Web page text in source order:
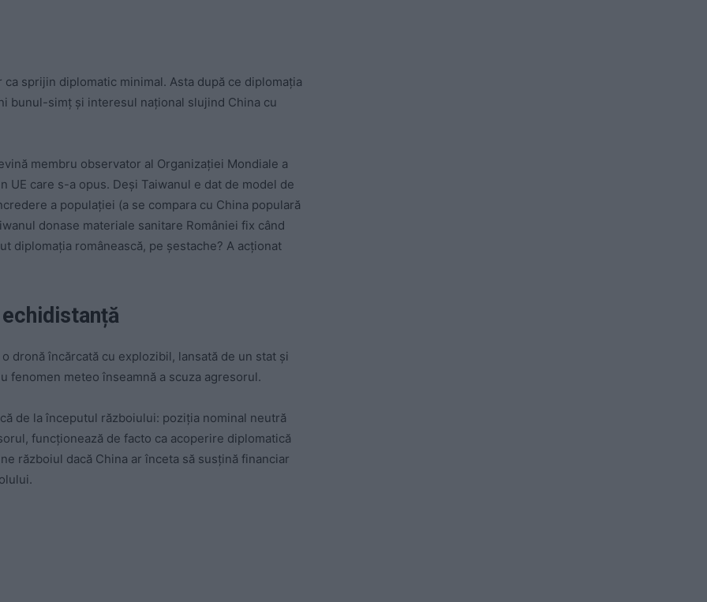
sprijin diplomatic minimal. Asta după ce diplomația
bunul-simț și interesul național slujind China cu
membru observator al Organizației Mondiale a
UE care s-a opus. Deși Taiwanul e dat de model de
a populației (a se compara cu China populară
donase materiale sanitare României fix când
diplomația românească, pe șestache? A acționat
dronă încărcată cu explozibil, lansată de un stat și
fenomen meteo înseamnă a scuza agresorul.
de la începutul războiului: poziția nominal neutră
funcționează de facto ca acoperire diplomatică
războiul dacă China ar înceta să susțină financiar